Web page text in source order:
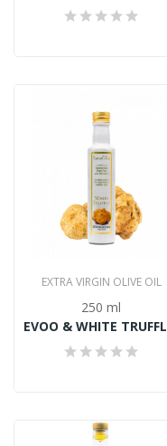
EXTRA VIRGIN OLIVE OIL
250 ml